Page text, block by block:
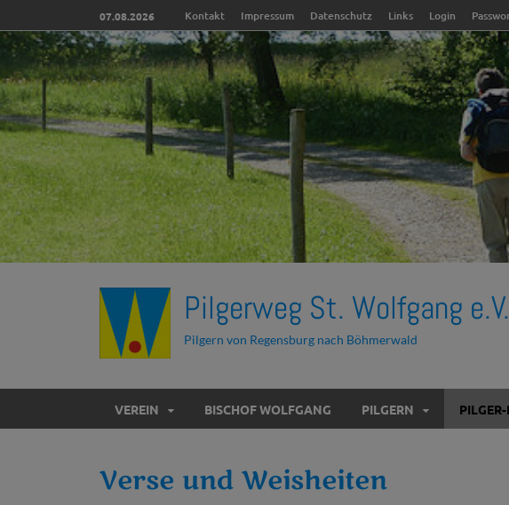
07.08.2026 Kontakt Impressum Datenschutz Links Login
Pilgerweg St. Wolfgang e.V.
Pilgern von Regensburg nach Böhmerwald
VEREIN BISCHOF WOLFGANG PILGERN
Verse und Weisheiten